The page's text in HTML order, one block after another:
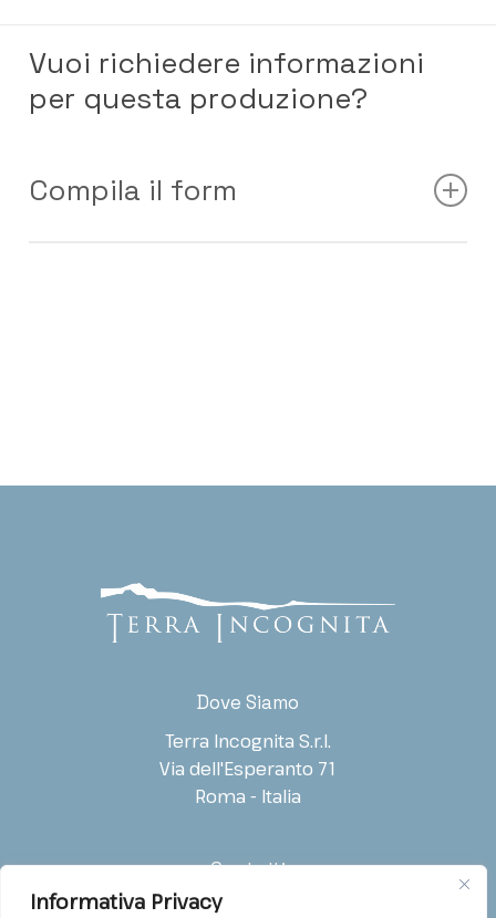
Informativa Privacy
Vuoi richiedere informazioni
per questa produzione?
Compila il form
Informazioni generali
Acquisto diritti
Distribuzione internazionale
Co-produzione
Acquisto footage
Dove Siamo
Terra Incognita S.r.l.
Via dell'Esperanto 71
Roma - Italia
Contatti
T: (+39) 06.54221988